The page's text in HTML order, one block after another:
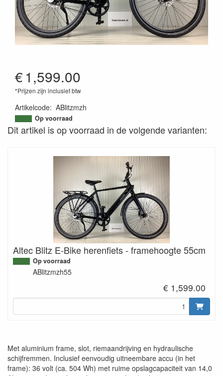
€1,599.00
*Prijzen zijn inclusief btw
Artikelcode: ABlitzmzh
Op voorraad
Dit artikel is op voorraad in de volgende varianten:
Altec Blitz E-Bike herenfiets - framehoogte 55cm
Op voorraad
ABlitzmzh55
€ 1,599.00
Met aluminium frame, slot, riemaandrijving en hydraulische
schijfremmen. Inclusief eenvoudig uitneembare accu (in het
frame): 36 volt (ca. 504 Wh) met ruime opslagcapaciteit van 14,0